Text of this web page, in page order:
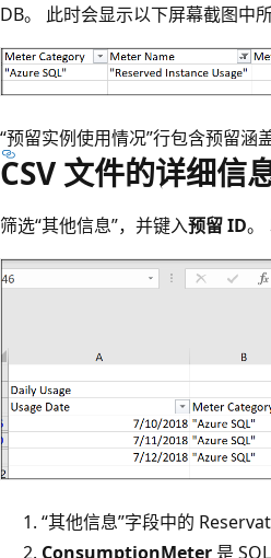
DB。 此时会显示以下屏幕截图中所
“预留实例使用情况”行包含预留涵
CSV 文件的详细信
筛选“其他信息”，并键入预留 ID。
“其他信息”字段中的
ConsumptionMeter 是